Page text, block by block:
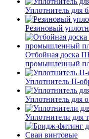
Уплотнитель для
Резиновый
Отбойная доска
промышленный
Уплотнитель П-
Уплотнитель для
Уплотнители для